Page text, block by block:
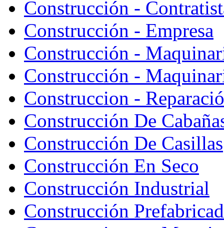
Construcción -
Construcción - Empresa
Construcción -
Construcción -
Construccion -
Construcción De
Construcción De Casillas
Construcción En Seco
Construcción Industrial
Construcción